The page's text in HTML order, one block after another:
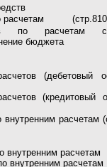
расчетам
по расчетам
бюджета
(дебетовый
(кредитовый
внутренним расчетам
внутренним расчетам
внутренним расчетам